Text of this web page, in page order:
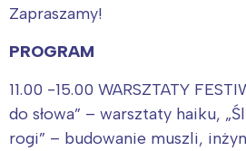
Zapraszamy!
PROGRAM
11.00 -15.00 WARSZTATY
do słowa” – warsztaty haiku,
rogi” – budowanie muszli,